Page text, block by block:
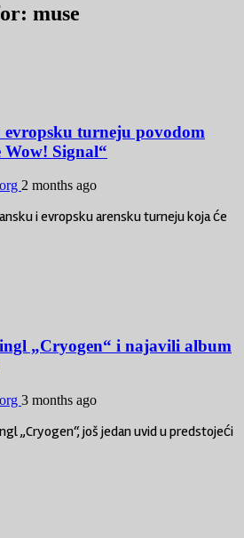
muse
turneju povodom
Signal“
2 months ago
i evropsku arensku turneju koja će
„Cryogen“ i najavili album
3 months ago
„Cryogen“, još jedan uvid u predstojeći